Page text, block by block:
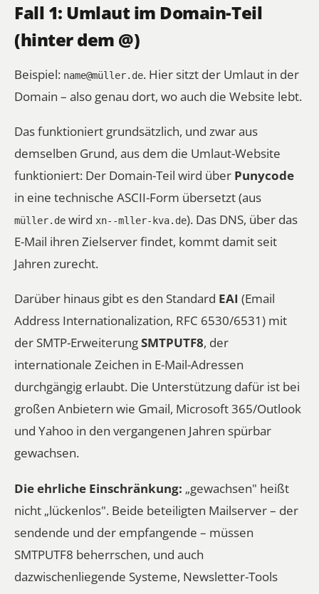
Fall 1: Umlaut im Domain-Teil
(hinter dem @)
Beispiel: name@müller.de. Hier sitzt der Umlaut in der
Domain – also genau dort, wo auch die Website lebt.
Das funktioniert grundsätzlich, und zwar aus
demselben Grund, aus dem die Umlaut-Website
funktioniert: Der Domain-Teil wird über Punycode
in eine technische ASCII-Form übersetzt (aus
müller.de wird xn--mller-kva.de). Das DNS, über das
E-Mail ihren Zielserver findet, kommt damit seit
Jahren zurecht.
Darüber hinaus gibt es den Standard EAI (Email
Address Internationalization, RFC 6530/6531) mit
der SMTP-ErweiterungSMTPUTF8, der
internationale Zeichen in E-Mail-Adressen
durchgängig erlaubt. Die Unterstützung dafür ist bei
großen Anbietern wie Gmail, Microsoft 365/Outlook
und Yahoo in den vergangenen Jahren spürbar
gewachsen.
Die ehrliche Einschränkung: „gewachsen" heißt
nicht „lückenlos". Beide beteiligten Mailserver – der
sendende und der empfangende – müssen
SMTPUTF8 beherrschen, und auch
dazwischenliegende Systeme, Newsletter-Tools